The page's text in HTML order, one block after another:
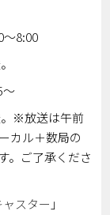
8:00
送は午前
カル＋数局の
。ご了承くださ
スター 」